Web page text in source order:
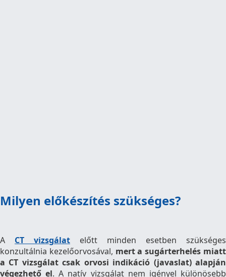
Milyen előkészítés szükséges?
A CT vizsgálat előtt minden esetben szükséges
konzultálnia kezelőorvosával, mert a sugárterhelés miatt
a CT vizsgálat csak orvosi indikáció (javaslat) alapján
végezhető el. A natív vizsgálat nem igényel különösebb